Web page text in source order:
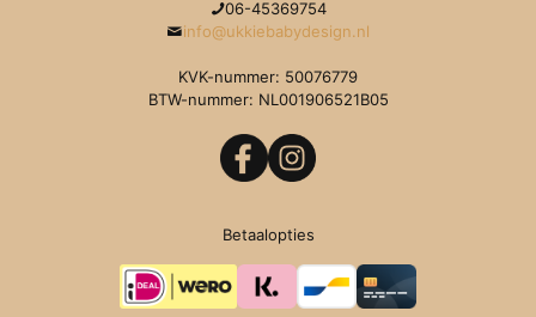
06-45369754
info@ukkiebabydesign.nl
KVK-nummer: 50076779
BTW-nummer: NL001906521B05
Betaalopties